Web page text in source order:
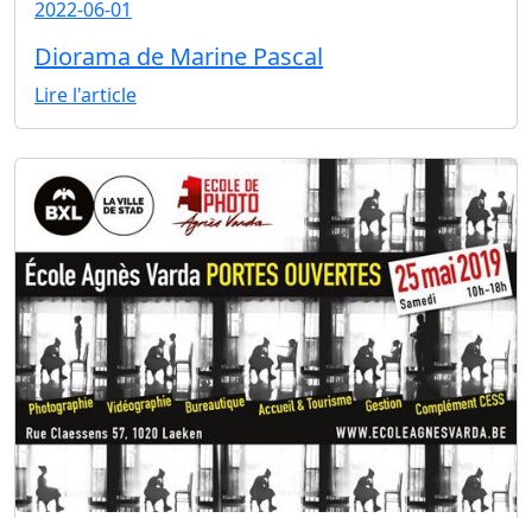
2022-06-01
Diorama de Marine Pascal
Lire l'article